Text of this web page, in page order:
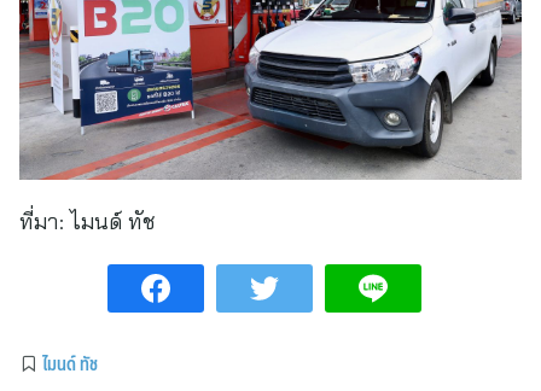
ที่มา: ไมนด์ ทัช
ไมนด์ ทัช